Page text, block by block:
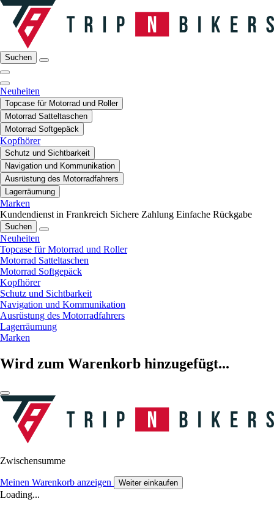
Suchen
Neuheiten
Topcase für Motorrad und Roller
Motorrad Satteltaschen
Motorrad Softgepäck
Kopfhörer
Schutz und Sichtbarkeit
Navigation und Kommunikation
Ausrüstung des Motorradfahrers
Lagerräumung
Marken
Kundendienst in Frankreich Sichere Zahlung Einfache Rückgabe
Suchen
Neuheiten
Topcase für Motorrad und Roller
Motorrad Satteltaschen
Motorrad Softgepäck
Kopfhörer
Schutz und Sichtbarkeit
Navigation und Kommunikation
Ausrüstung des Motorradfahrers
Lagerräumung
Marken
Wird zum Warenkorb hinzugefügt...
Zwischensumme
Meinen Warenkorb anzeigen Weiter einkaufen
Loading...